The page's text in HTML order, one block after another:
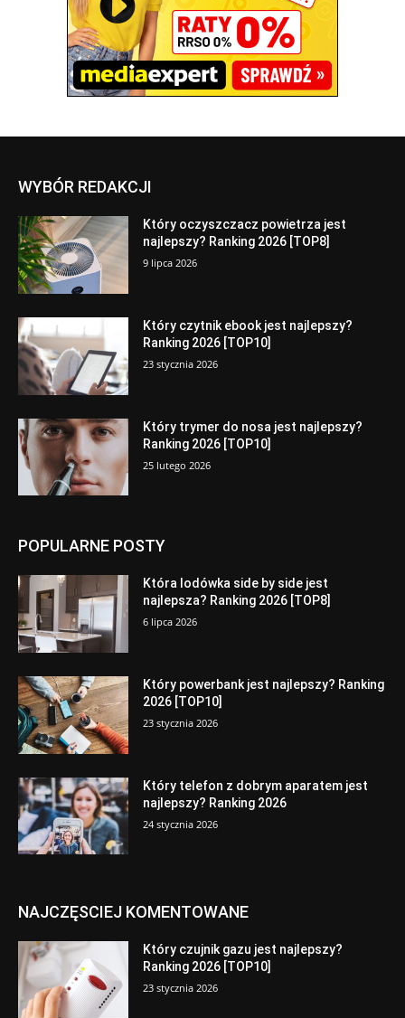
WYBÓR REDAKCJI
Który oczyszczacz powietrza jest
najlepszy? Ranking 2026 [TOP8]
9 lipca 2026
Który czytnik ebook jest najlepszy?
Ranking 2026 [TOP10]
23 stycznia 2026
Który trymer do nosa jest najlepszy?
Ranking 2026 [TOP10]
25 lutego 2026
POPULARNE POSTY
Która lodówka side by side jest
najlepsza? Ranking 2026 [TOP8]
6 lipca 2026
Który powerbank jest najlepszy? Ranking
2026 [TOP10]
23 stycznia 2026
Który telefon z dobrym aparatem jest
najlepszy? Ranking 2026
24 stycznia 2026
NAJCZĘSCIEJ KOMENTOWANE
Który czujnik gazu jest najlepszy?
Ranking 2026 [TOP10]
23 stycznia 2026